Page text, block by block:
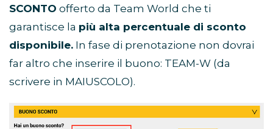
SCONTO offerto da Team World che ti
garantisce la più alta percentuale di sconto
disponibile. In fase di prenotazione non dovrai
far altro che inserire il buono: TEAM-W (da
scrivere in MAIUSCOLO).